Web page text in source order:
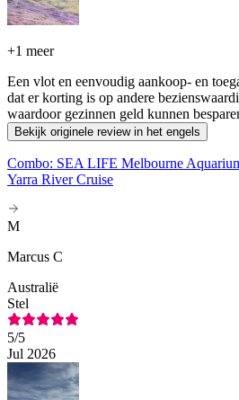
+1 meer
Een vlot en eenvoudig aankoop- en
dat er korting is op andere
waardoor gezinnen geld kunnen
Bekijk originele review in het engels
Combo: SEA LIFE Melbourne
Yarra River Cruise
M
Marcus C
Australië
Stel
5/5
Jul 2026